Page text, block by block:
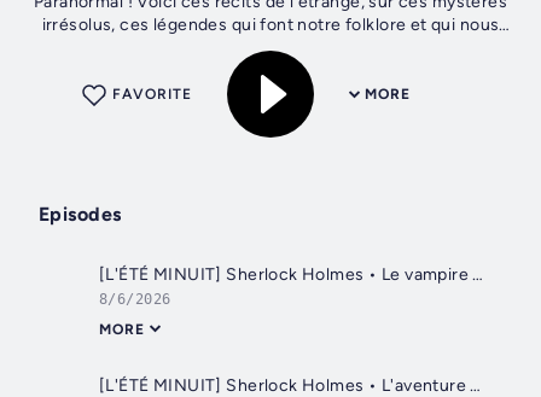
irrésolus, ces légendes qui font notre folklore et qui nous
intriguent par leur...
MORE
FAVORITE
Episodes
[L'ÉTÉ MINUIT] Sherlock Holmes • Le vampire du Sussex
8/6/2026
MORE
[L'ÉTÉ MINUIT] Sherlock Holmes • L'aventure de la bande mouchetée